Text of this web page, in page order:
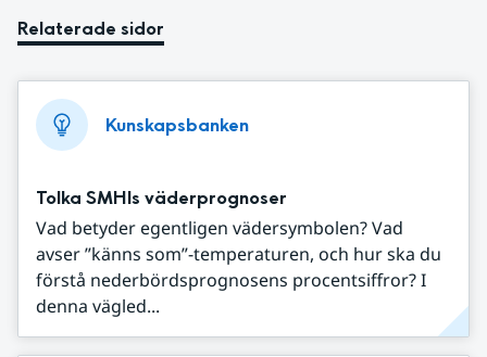
Relaterade sidor
Kunskapsbanken
Tolka SMHIs väderprognoser
Vad betyder egentligen vädersymbolen? Vad
avser ”känns som”-temperaturen, och hur ska du
förstå nederbördsprognosens procentsiffror? I
denna vägled...